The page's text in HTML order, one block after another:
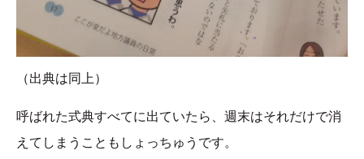
（出典は同上）
呼ばれた式典すべてに出ていたら、週末はそれだけで消
えてしまうこともしょっちゅうです。